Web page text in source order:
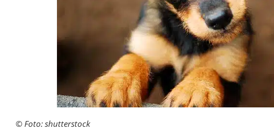
© Foto: shutterstock